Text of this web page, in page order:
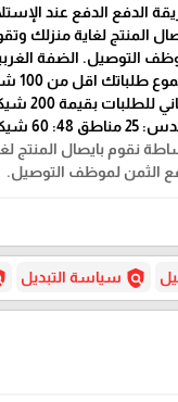
الدفع الدفع عند
المنتج لغاية منزلك
مجاني
48: 60 شيكل
نقوم بايصال المنتج
الثمن لموظف التوصيل.
policy سياسة التبديل